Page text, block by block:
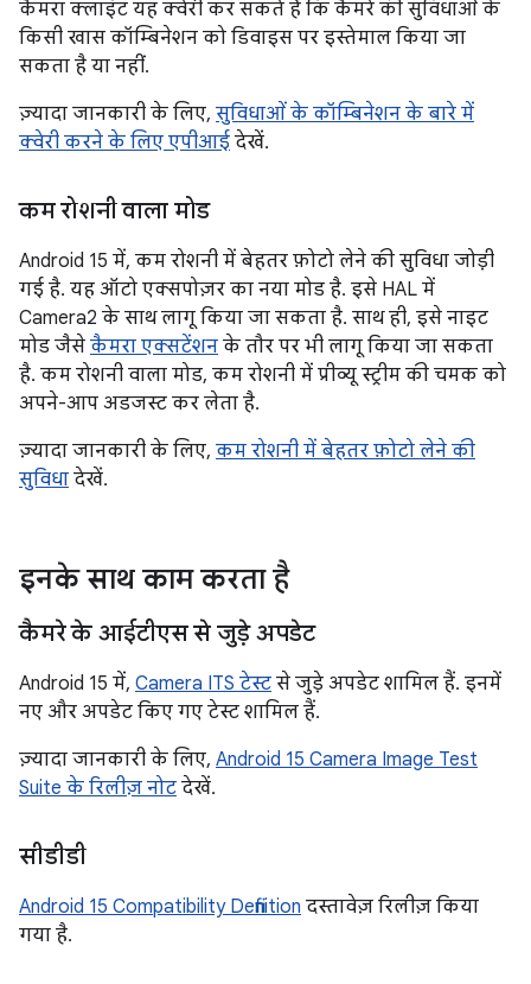
कैमरा क्लाइंट यह क्वेरी कर सकते हैं कि कैमरे की सुविधाओं के
किसी खास कॉम्बिनेशन को डिवाइस पर इस्तेमाल किया जा
सकता है या नहीं.
ज़्यादा जानकारी के लिए, सुविधाओं के कॉम्बिनेशन के बारे में
क्वेरी करने के लिए एपीआई देखें.
कम रोशनी वाला मोड
Android 15 में, कम रोशनी में बेहतर फ़ोटो लेने की सुविधा जोड़ी
गई है. यह ऑटो एक्सपोज़र का नया मोड है. इसे HAL में
Camera2 के साथ लागू किया जा सकता है. साथ ही, इसे नाइट
मोड जैसे कैमरा एक्सटेंशन के तौर पर भी लागू किया जा सकता
है. कम रोशनी वाला मोड, कम रोशनी में प्रीव्यू स्ट्रीम की चमक को
अपने-आप अडजस्ट कर लेता है.
ज़्यादा जानकारी के लिए, कम रोशनी में बेहतर फ़ोटो लेने की
सुविधा देखें.
इनके साथ काम करता है
कैमरे के आईटीएस से जुड़े अपडेट
Android 15 में, Camera ITS टेस्ट से जुड़े अपडेट शामिल हैं. इनमें
नए और अपडेट किए गए टेस्ट शामिल हैं.
ज़्यादा जानकारी के लिए, Android 15 Camera Image Test
Suite के रिलीज़ नोट देखें.
सीडीडी
Android 15 Compatibility Definition दस्तावेज़ रिलीज़ किया
गया है.